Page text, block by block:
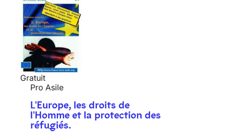
Gratuit
Pro Asile
L'Europe, les droits de
l'Homme et la protection des
réfugiés.